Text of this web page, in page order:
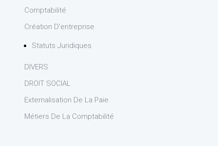
Comptabilité
Création D'entreprise
Statuts Juridiques
DIVERS
DROIT SOCIAL
Externalisation De La Paie
Métiers De La Comptabilité